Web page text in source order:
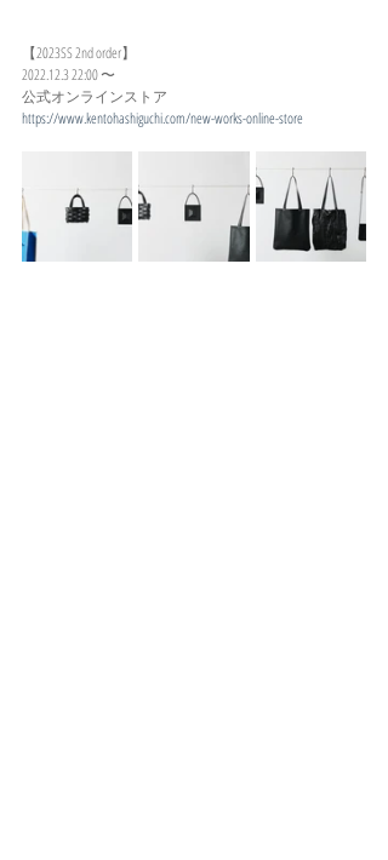
【2023SS 2nd order】
2022.12.3 22:00 〜
公式オンラインストア
https://www.kentohashiguchi.com/new-works-online-store